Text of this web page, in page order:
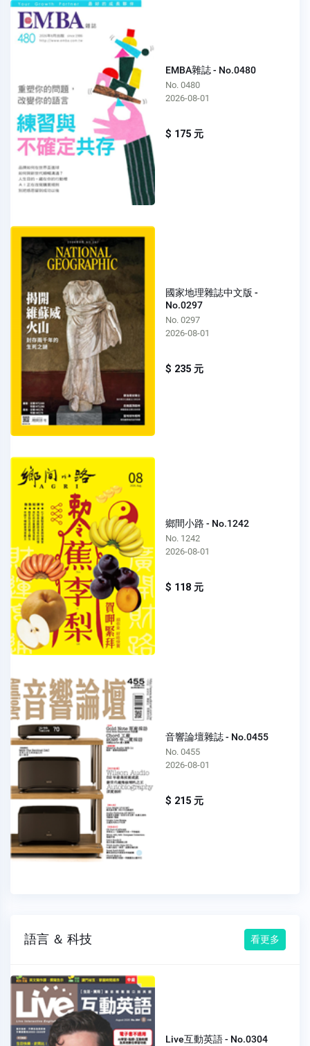
EMBA雜誌 - No.0480
No. 0480
2026-08-01
$ 175 元
國家地理雜誌中文版 -
No.0297
No. 0297
2026-08-01
$ 235 元
鄉間小路 - No.1242
No. 1242
2026-08-01
$ 118 元
音響論壇雜誌 - No.0455
No. 0455
2026-08-01
$ 215 元
語言 ＆ 科技 看更多
Live互動英語 - No.0304